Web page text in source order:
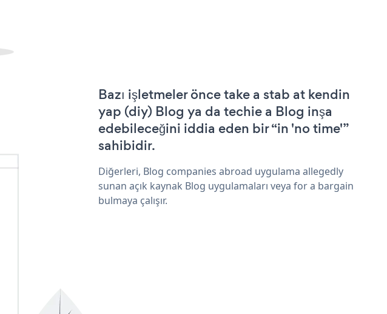
Bazı işletmeler önce take a stab at kendin
yap (diy) Blog ya da techie a Blog inşa
edebileceğini iddia eden bir “in 'no time'”
sahibidir.
Diğerleri, Blog companies abroad uygulama allegedly
sunan açık kaynak Blog uygulamaları veya for a bargain
bulmaya çalışır.